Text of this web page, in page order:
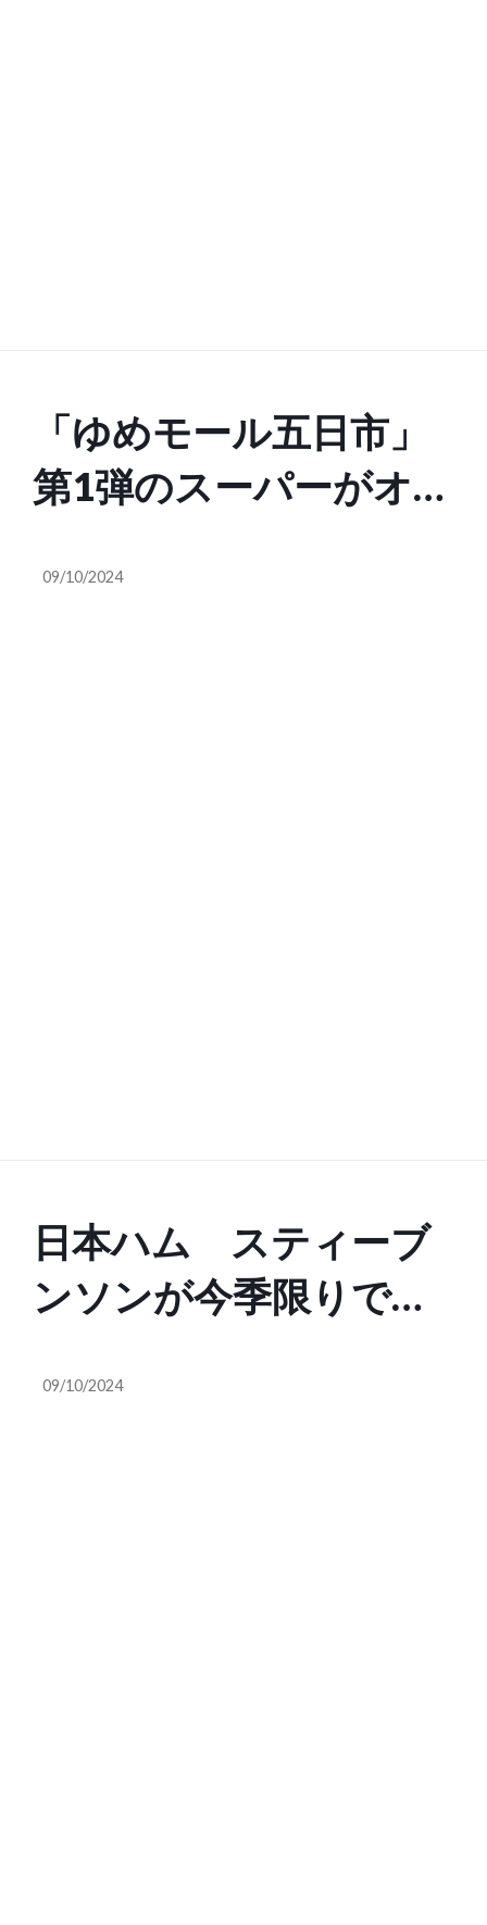
「ゆめモール五日市」
第1弾のスーパーがオー
展開 (ITmedia)
09/10/2024
日本ハム スティーブ
ンソンが今季限りで退
塁打＆0打点で帰国へ
09/10/2024